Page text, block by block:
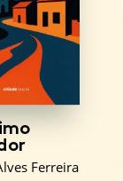
Ferreira